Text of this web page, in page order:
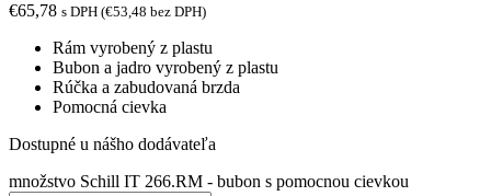
€65,78 s DPH (€53,48 bez DPH)
Rám vyrobený z plastu
Bubon a jadro vyrobený z plastu
Rúčka a zabudovaná brzda
Pomocná cievka
Dostupné u nášho dodávateľa
množstvo Schill IT 266.RM - bubon s pomocnou cievkou